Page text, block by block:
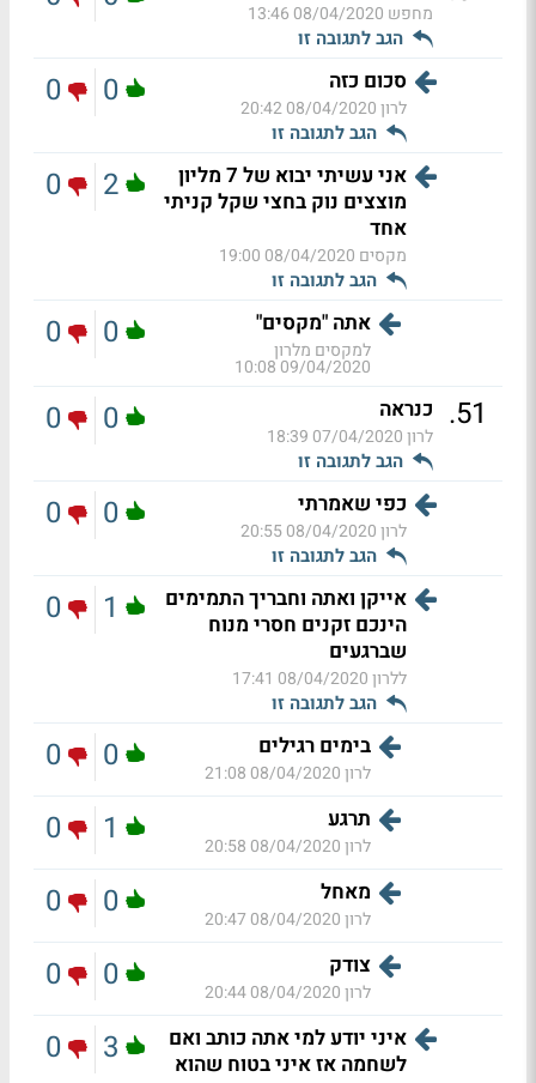
מחפש 08/04/2020 13:46
הגב לתגובה זו
סכום כזה
לרון08/04/2020 20:42
הגב לתגובה זו
0
0
אני עשיתי יבוא של 7 מליון
מוצצים נוק בחצי שקל קניתי
אחד
מקסים 08/04/2020 19:00
הגב לתגובה זו
2
0
אתה "מקסים"
למקסים מלרון
09/04/2020 10:08
0
0
51
. כנראה
לרון07/04/2020 18:39
הגב לתגובה זו
0
0
כפי שאמרתי
לרון08/04/2020 20:55
הגב לתגובה זו
0
0
אייקן ואתה וחבריך התמימים
הינכם זקנים חסרי מנוח
שברגעים
ללרון08/04/2020 17:41
הגב לתגובה זו
1
0
בימים רגילים
לרון08/04/2020 21:08
0
0
תרגע
לרון08/04/2020 20:58
1
0
מאחל
לרון08/04/2020 20:47
0
0
צודק
לרון08/04/2020 20:44
0
0
איני יודע למי אתה כותב ואם
לשחמה אז איני בטוח שהוא
3
0